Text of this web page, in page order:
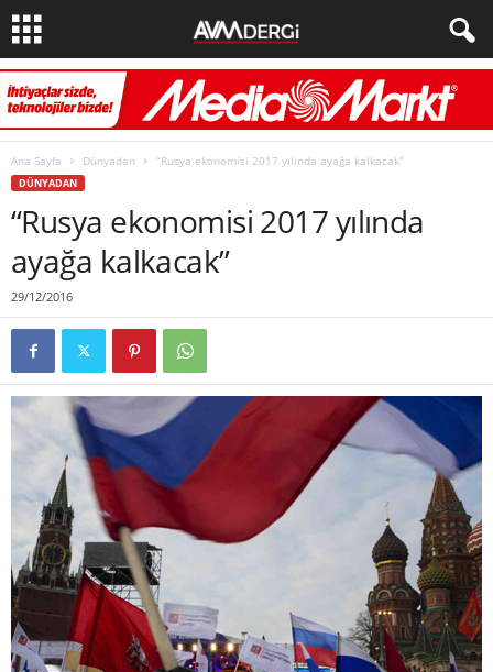
Ana Sayfa Dünyadan “Rusya ekonomisi 2017 yılında ayağa kalkacak”
DÜNYADAN
“Rusya ekonomisi 2017 yılında
ayağa kalkacak”
29/12/2016